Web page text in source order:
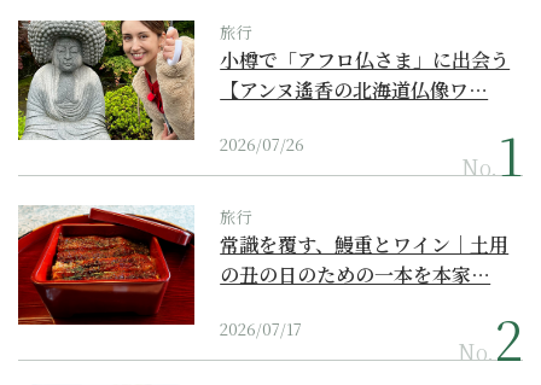
旅行
小樽で「アフロ仏さま」に出会う
【アンヌ遙香の北海道仏像ワ…
2026/07/26
No.
旅行
常識を覆す、鰻重とワイン｜土用
の丑の日のための一本を本家…
2026/07/17
No.